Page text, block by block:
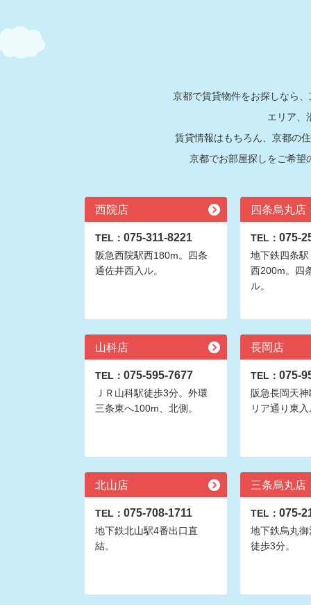
京都で賃貸物件をお探しなら
エリア、
賃貸情報はもちろん、京都の
京都でお部屋探しをご希望
西院店
TEL： 075-311-8221
阪急西院駅西180m。四条
通佐井西入ル。
四条烏丸店
TEL： 075-
地下鉄四条
西200m。四
ル。
山科店
TEL： 075-595-7677
ＪＲ山科駅徒歩3分。外環
三条東へ100m、北側。
長岡店
TEL： 075-
阪急長岡天
リア通り東入
北山店
TEL： 075-708-1711
地下鉄北山駅4番出口直
結。
三条烏丸店
TEL： 075-
地下鉄烏丸
徒歩3分。